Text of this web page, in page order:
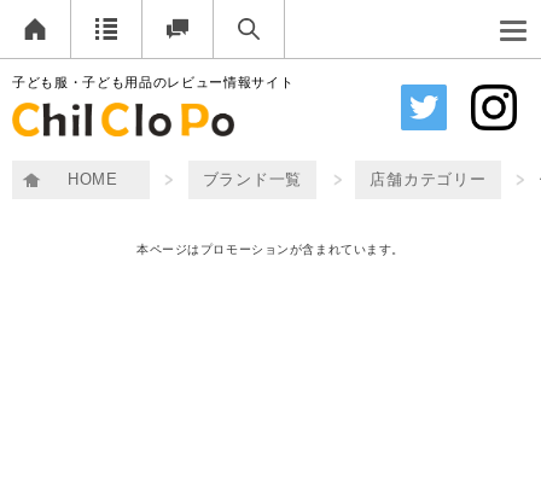
子ども服・子ども用品のレビュー情報サイト
HOME ブランド一覧 店舗カテゴリー
本ページはプロモーションが含まれています。